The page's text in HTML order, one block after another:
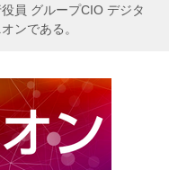
員 グループCIO デジタ
ンである。